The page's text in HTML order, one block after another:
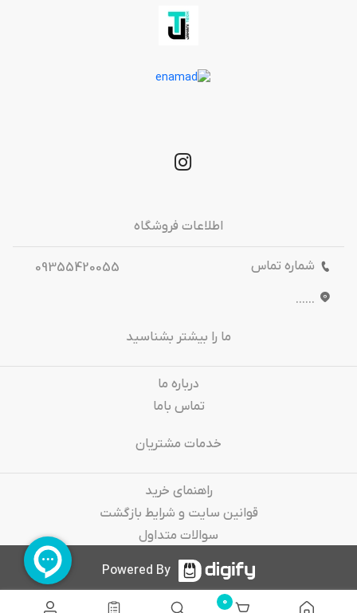
0
اطلاعات فروشگاه
شماره تماس
09355420055
......
ما را بیشتر بشناسید
درباره‌ ما
تماس باما
خدمات مشتریان
راهنمای خرید
قوانین سایت و شرایط بازگشت
سوالات متداول
Powered By